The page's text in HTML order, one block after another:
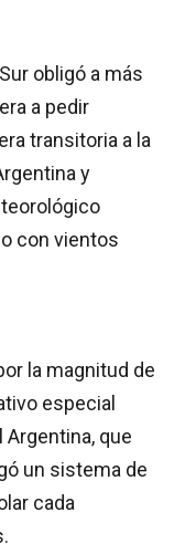
obligó a más
a pedir
transitoria a la
y
con vientos
la magnitud de
especial
que
un sistema de
cada